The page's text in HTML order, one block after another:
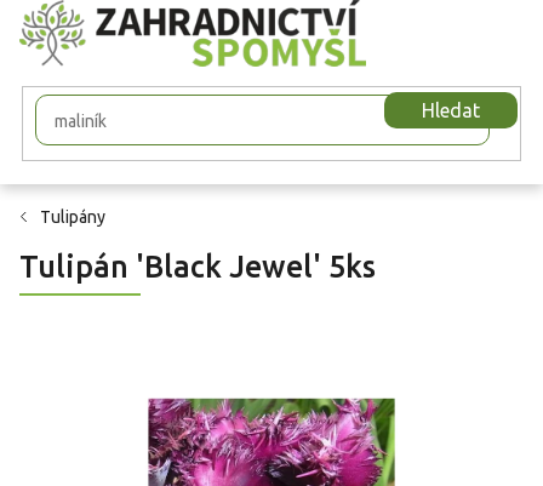
Přejít
na
obsah
Hledat
Tulipány
Tulipán 'Black Jewel' 5ks